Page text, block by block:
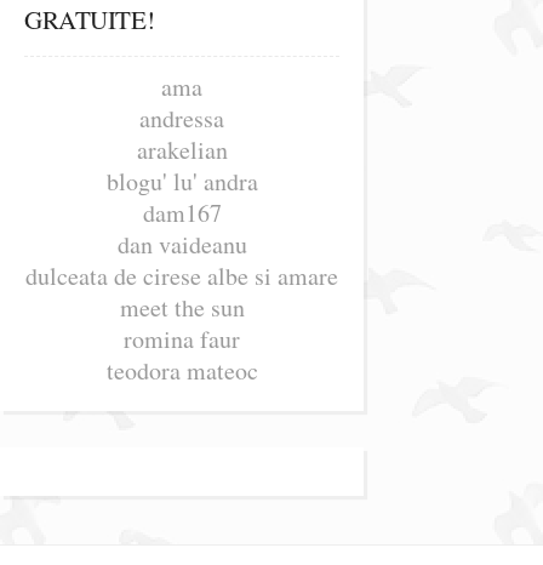
GRATUITE!
ama
andressa
arakelian
blogu' lu' andra
dam167
dan vaideanu
dulceata de cirese albe si amare
meet the sun
romina faur
teodora mateoc